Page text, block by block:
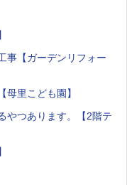
事【ガーデンリフォー
里こども園】
やつあります。【2階テ